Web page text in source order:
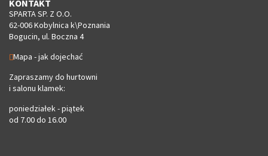
KONTAKT
SPARTA SP. Z O.O.
62-006 Kobylnica k\Poznania
Bogucin, ul. Boczna 4
Mapa - jak dojechać
Zapraszamy do hurtowni
i salonu klamek:
poniedziałek - piątek
od 7.00 do 16.00